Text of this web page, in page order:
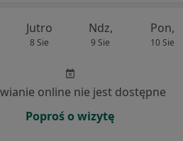
Jutro
8 Sie
Ndz,
9 Sie
Pon,
10 Sie
online nie jest dostępne
Poproś o wizytę